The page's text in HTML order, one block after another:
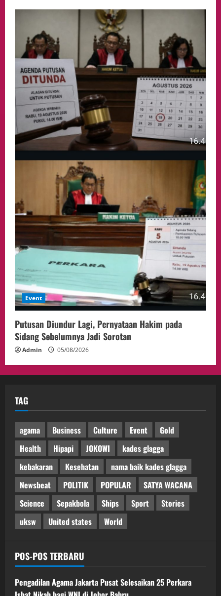
Event
Putusan Diundur Lagi, Pernyataan Hakim pada
Sidang Sebelumnya Jadi Sorotan
Admin 05/08/2026
TAG
agama Business Culture Event
Gold
Health
Hipapi JOKOWI
kades glagga
kebakaran
Kesehatan
nama baik kades glagga
Newsbeat
POLITIK POPULAR
SATYA WACANA
Science
Sepakbola Ships Sport
Stories
uksw
United states World
POS-POS TERBARU
Pengadilan Agama Jakarta Pusat Selesaikan 25 Perkara